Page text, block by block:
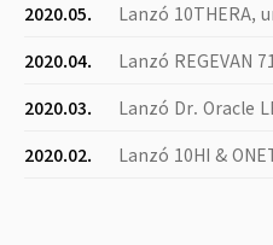
2020.05.
Lanzó 10THERA,
2020.04.
Lanzó REGEVAN
2020.03.
Lanzó Dr. Oracle
2020.02.
Lanzó 10HI &